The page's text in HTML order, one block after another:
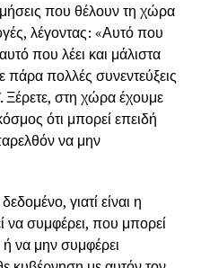
που θέλουν τη χώρα
λέγοντας: «Αυτό που
που λέει και μάλιστα
πάρα πολλές συνεντεύξεις
Ξέρετε, στη χώρα έχουμε
ότι μπορεί επειδή
να μην
γιατί είναι η
να συμφέρει, που μπορεί
να μην συμφέρει